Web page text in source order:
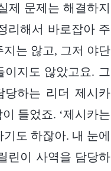
제 문제는 해결하지
리해서 바로잡아 주
는 않고, 그저 야단
지도 않았고요. 그
하는 리더 제시카
들었죠. ‘제시카는
도 하잖아. 내 눈에
린이 사역을 담당하